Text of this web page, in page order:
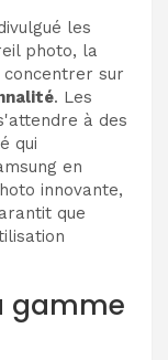
les
photo, la
sur
. Les
à des
qui
en
innovante,
que
gamme